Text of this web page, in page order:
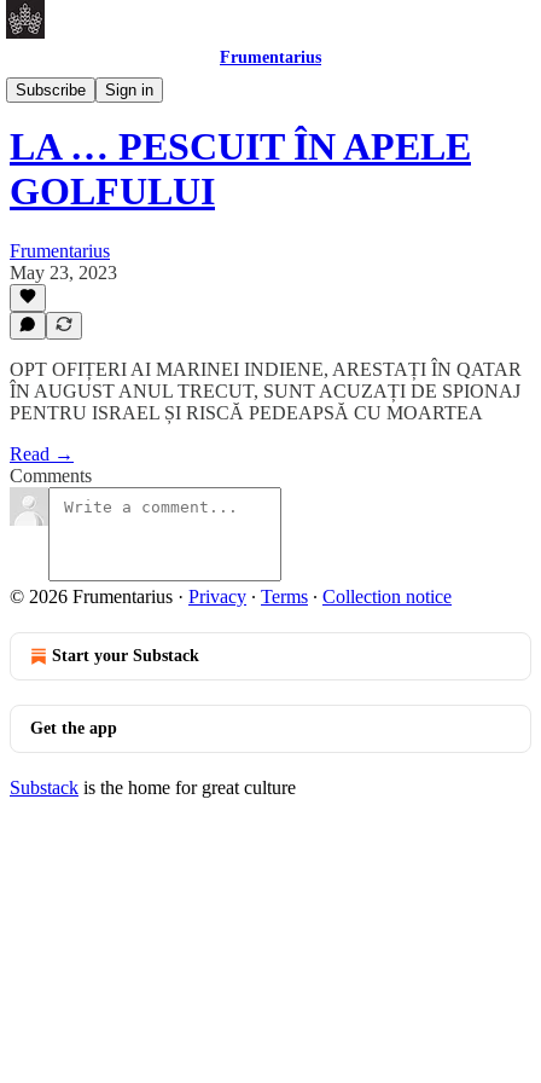
Frumentarius
Subscribe
Sign in
Dosar
LA … PESCUIT ÎN APELE
GOLFULUI
Frumentarius
May 23, 2023
OPT OFIȚERI AI MARINEI INDIENE, ARESTAȚI ÎN QATAR
ÎN AUGUST ANUL TRECUT, SUNT ACUZAȚI DE SPIONAJ
PENTRU ISRAEL ȘI RISCĂ PEDEAPSĂ CU MOARTEA
Read →
Comments
© 2026 Frumentarius · Privacy ∙ Terms ∙ Collection notice
Start your Substack
Get the app
Substack is the home for great culture